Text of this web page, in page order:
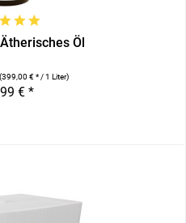
Öl
(399,00 € * / 1 Liter)
€ *